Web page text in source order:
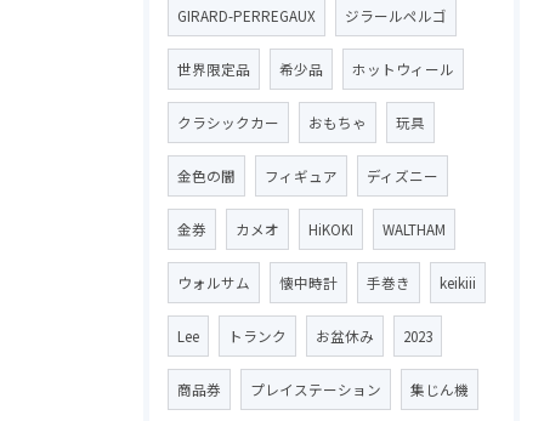
GIRARD-PERREGAUX ジラールペルゴ
世界限定品 希少品 ホットウィール
クラシックカー おもちゃ 玩具
金色の闇 フィギュア ディズニー
金券 カメオ HiKOKI WALTHAM
ウォルサム 懐中時計 手巻き keikiii
Lee トランク お盆休み 2023
商品券 プレイステーション 集じん機